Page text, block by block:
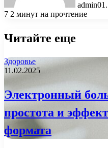
admin
7 2 минут на прочтение
Читайте еще
Здоровье
11.02.2025
Электронный
простота и
формата